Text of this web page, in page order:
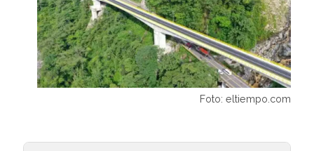
Foto: eltiempo.com